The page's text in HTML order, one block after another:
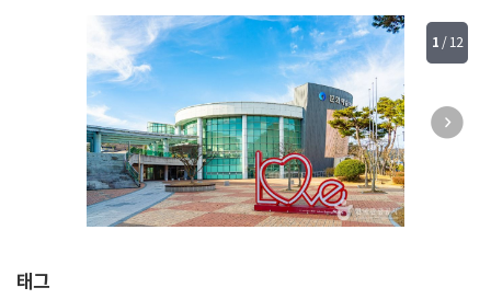
1 / 12
태그